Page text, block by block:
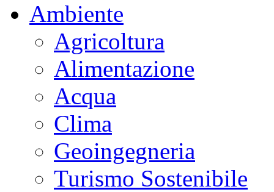
Ambiente
Agricoltura
Alimentazione
Acqua
Clima
Geoingegneria
Turismo Sostenibile